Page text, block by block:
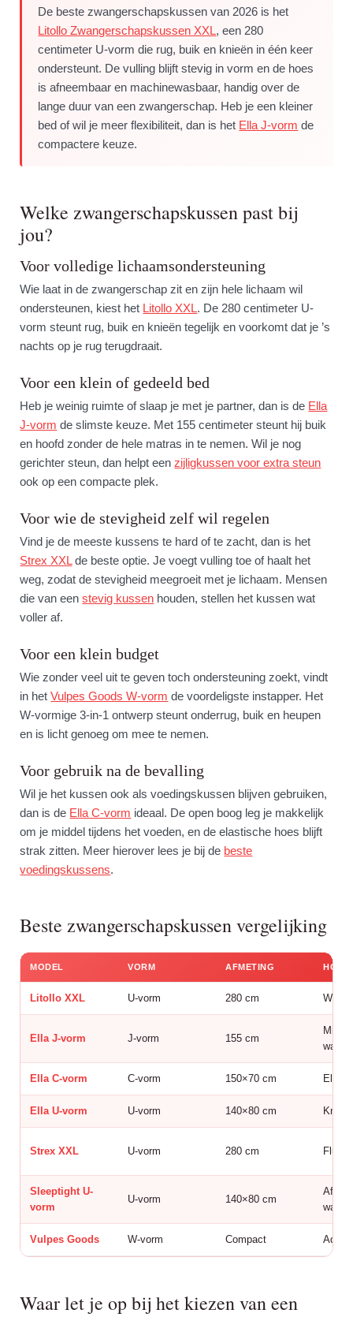
De beste zwangerschapskussen van 2026 is het
Litollo Zwangerschapskussen XXL, een 280
centimeter U-vorm die rug, buik en knieën in één keer
ondersteunt. De vulling blijft stevig in vorm en de hoes
is afneembaar en machinewasbaar, handig over de
lange duur van een zwangerschap. Heb je een kleiner
bed of wil je meer flexibiliteit, dan is het Ella J-vorm de
compactere keuze.
Welke zwangerschapskussen past bij
jou?
Voor volledige lichaamsondersteuning
Wie laat in de zwangerschap zit en zijn hele lichaam wil
ondersteunen, kiest het Litollo XXL. De 280 centimeter U-
vorm steunt rug, buik en knieën tegelijk en voorkomt dat je ’s
nachts op je rug terugdraait.
Voor een klein of gedeeld bed
Heb je weinig ruimte of slaap je met je partner, dan is de Ella
J-vorm de slimste keuze. Met 155 centimeter steunt hij buik
en hoofd zonder de hele matras in te nemen. Wil je nog
gerichter steun, dan helpt eenzijligkussen voor extra steun
ook op een compacte plek.
Voor wie de stevigheid zelf wil regelen
Vind je de meeste kussens te hard of te zacht, dan is het
Strex XXL de beste optie. Je voegt vulling toe of haalt het
weg, zodat de stevigheid meegroeit met je lichaam. Mensen
die van eenstevig kussen houden, stellen het kussen wat
voller af.
Voor een klein budget
Wie zonder veel uit te geven toch ondersteuning zoekt, vindt
in hetVulpes Goods W-vorm de voordeligste instapper. Het
W-vormige 3-in-1 ontwerp steunt onderrug, buik en heupen
en is licht genoeg om mee te nemen.
Voor gebruik na de bevalling
Wil je het kussen ook als voedingskussen blijven gebruiken,
dan is de Ella C-vorm ideaal. De open boog leg je makkelijk
om je middel tijdens het voeden, en de elastische hoes blijft
strak zitten. Meer hierover lees je bij de beste
voedingskussens.
Beste zwangerschapskussen vergelijking
MODEL VORM AFMETING HOES
Litollo XXL U-vorm 280 cm
Ella J-vorm J-vorm 155 cm
Ella C-vorm C-vorm 150×70 cm
Ella U-vorm U-vorm 140×80 cm
Strex XXL U-vorm 280 cm
Sleeptight U-
vorm
U-vorm 140×80 cm
Vulpes Goods W-vorm Compact
Waar let je op bij het kiezen van een